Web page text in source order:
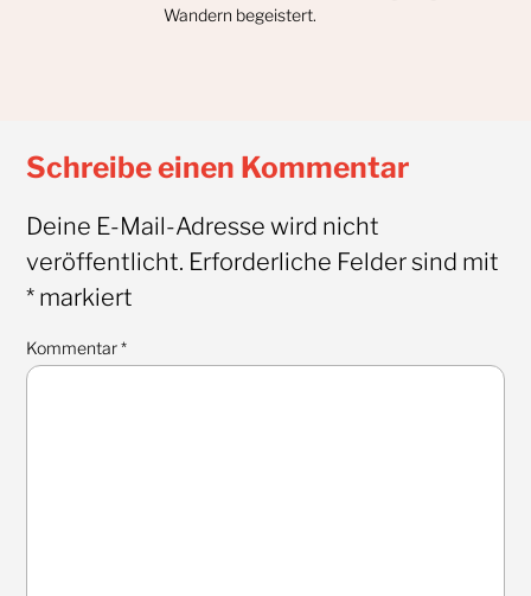
Wandern begeistert.
Schreibe einen Kommentar
Deine E-Mail-Adresse wird nicht
veröffentlicht. Erforderliche Felder sind mit
*markiert
Kommentar*